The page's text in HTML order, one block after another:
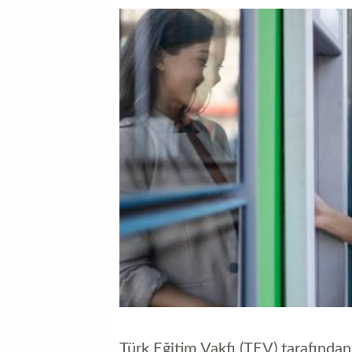
Türk Eğitim Vakfı (TEV)